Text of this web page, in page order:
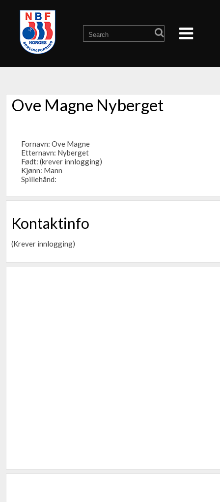
Ove Magne Nyberget
Fornavn: Ove Magne
Etternavn: Nyberget
Født: (krever innlogging)
Kjønn: Mann
Spillehånd:
Kontaktinfo
(Krever innlogging)